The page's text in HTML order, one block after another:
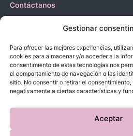
Gestionar
Para ofrecer las mejores experiencias,
cookies para almacenar y/o acceder a la
consentimiento de estas tecnologías nos
el comportamiento de navegación o las
sitio. No consentir o retirar el
negativamente a ciertas características y
Aceptar
Contáctanos
C. Reyes Católicos, 27 03420
Correo: info@dbebes.net
Síguenos en las redes sociales